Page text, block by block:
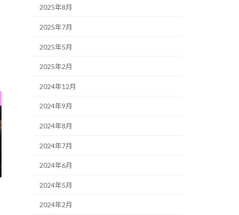
2025年8月
2025年7月
2025年5月
2025年2月
2024年12月
2024年9月
2024年8月
2024年7月
2024年6月
2024年5月
2024年2月